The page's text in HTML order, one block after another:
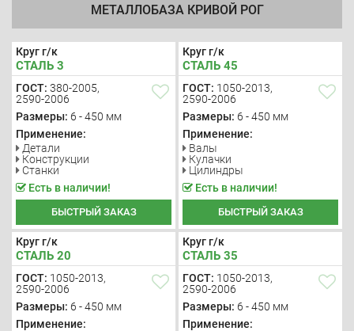
МЕТАЛЛОБАЗА КРИВОЙ РОГ
Круг г/к
СТАЛЬ 3
ГОСТ: 380-2005,
2590-2006
Размеры: 6 - 450 мм
Применение:
Детали
Конструкции
Станки
Есть в наличии!
БЫСТРЫЙ ЗАКАЗ
Круг г/к
СТАЛЬ 45
ГОСТ: 1050-2013,
2590-2006
Размеры: 6 - 450 мм
Применение:
Валы
Кулачки
Цилиндры
Есть в наличии!
БЫСТРЫЙ ЗАКАЗ
Круг г/к
СТАЛЬ 20
ГОСТ: 1050-2013,
2590-2006
Размеры: 6 - 450 мм
Применение:
Круг г/к
СТАЛЬ 35
ГОСТ: 1050-2013,
2590-2006
Размеры: 6 - 450 мм
Применение: